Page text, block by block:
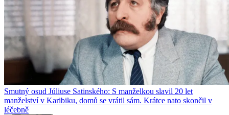
Smutný osud Júliuse Satinského: S manželkou slavil 20 let
manželství v Karibiku, domů se vrátil sám. Krátce nato skončil v
léčebně